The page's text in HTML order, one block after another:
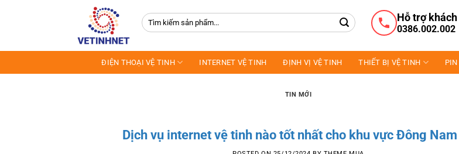
Tìm
kiếm:
Hỗ trợ khách
0386.002.002
ĐIỆN THOẠI VỆ TINH INTERNET VỆ TINH ĐỊNH VỊ VỆ TINH THIẾT BỊ VỆ TINH PIN
TIN MỚI
Dịch vụ internet vệ tinh nào tốt nhất cho khu vực Đông Nam